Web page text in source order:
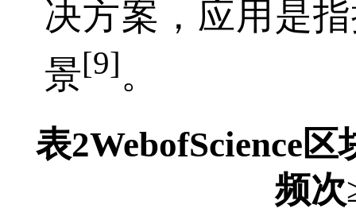
决方案，应用是
景[9]。
表2WebofScience
频次